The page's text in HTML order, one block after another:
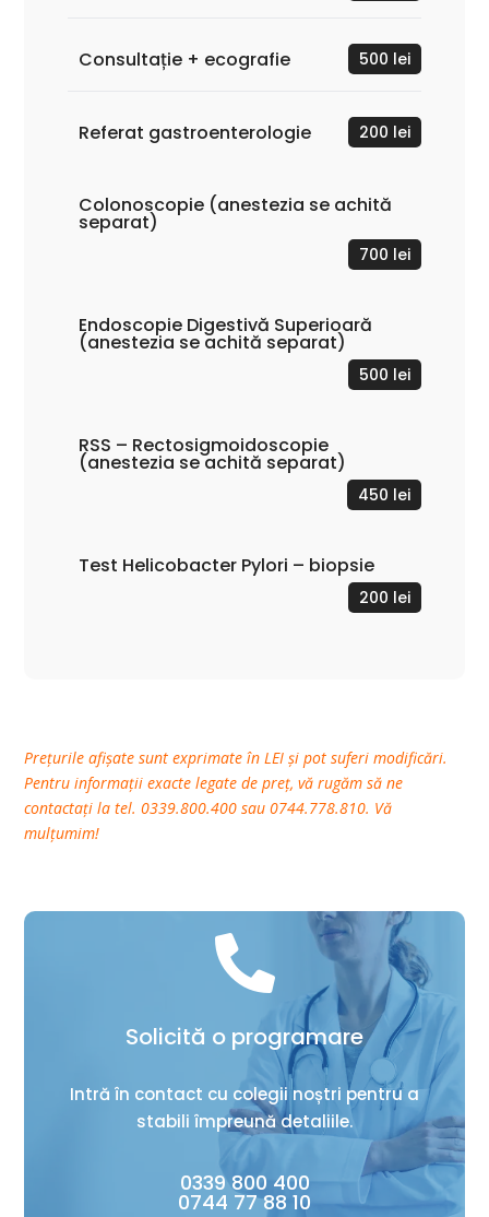
Consultație + ecografie 500 lei
Referat gastroenterologie 200 lei
Colonoscopie (anestezia se achită
separat)
700 lei
Endoscopie Digestivă Superioară
(anestezia se achită separat)
500 lei
RSS – Rectosigmoidoscopie
(anestezia se achită separat)
450 lei
Test Helicobacter Pylori – biopsie
200 lei
Prețurile afișate sunt exprimate în LEI și pot suferi modificări.
Pentru informații exacte legate de preț, vă rugăm să ne
contactați la tel. 0339.800.400 sau 0744.778.810. Vă
mulțumim!

Solicită o programare
Intră în contact cu colegii noștri pentru a
stabili împreună detaliile.
0339 800 400
0744 77 88 10